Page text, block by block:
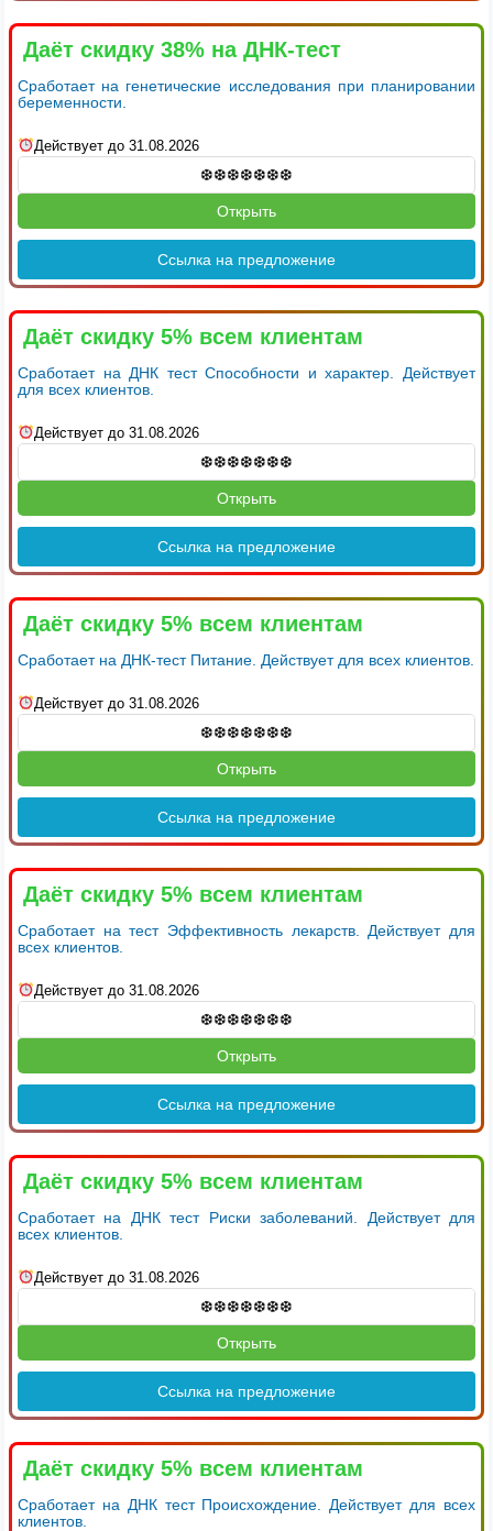
Даёт скидку 38% на ДНК-тест
Сработает на генетические исследования при планировании
беременности.
Действует до 31.08.2026
Открыть
Ссылка на предложение
Даёт скидку 5% всем клиентам
Сработает на ДНК тест Способности и характер. Действует
для всех клиентов.
Действует до 31.08.2026
Открыть
Ссылка на предложение
Даёт скидку 5% всем клиентам
Сработает на ДНК-тест Питание. Действует для всех клиентов.
Действует до 31.08.2026
Открыть
Ссылка на предложение
Даёт скидку 5% всем клиентам
Сработает на тест Эффективность лекарств. Действует для
всех клиентов.
Действует до 31.08.2026
Открыть
Ссылка на предложение
Даёт скидку 5% всем клиентам
Сработает на ДНК тест Риски заболеваний. Действует для
всех клиентов.
Действует до 31.08.2026
Открыть
Ссылка на предложение
Даёт скидку 5% всем клиентам
Сработает на ДНК тест Происхождение. Действует для всех
клиентов.